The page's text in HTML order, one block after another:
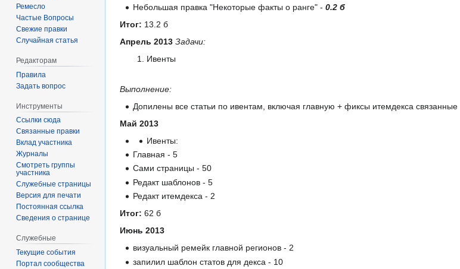
Небольшая правка "Некоторые факты о ранге" -0.2 б
Итог: 13.2 б
Апрель 2013 Задачи:
Ивенты
Выполнение:
Допилены все статьи по ивентам, включая главную + фиксы итемдекса связанные
Май 2013
Ивенты:
Главная - 5
Сами страницы - 50
Редакт шаблонов - 5
Редакт итемдекса - 2
Итог: 62 б
Июнь 2013
визуальный ремейк главной регионов - 2
запилил шаблон статов для декса - 10
Ремесло
Частые Вопросы
Свежие правки
Случайная статья
Редакторам
Правила
Задать вопрос
Инструменты
Ссылки сюда
Связанные правки
Вклад участника
Журналы
Смотреть группы
участника
Служебные страницы
Версия для печати
Постоянная ссылка
Сведения о странице
Служебные
Текущие события
Портал сообщества